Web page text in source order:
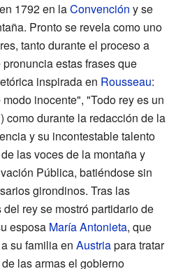
en 1792 en laConvención y se
Pronto se revela como uno
tanto durante el proceso a
estas frases que
inspirada en Rousseau:
inocente", "Todo rey es un
como durante la redacción de la
y su incontestable talento
las voces de la montaña y
Pública, batiéndose sin
girondinos. Tras las
rey se mostró partidario de
esposa María Antonieta, que
su familia en Austriapara tratar
las armas el gobierno